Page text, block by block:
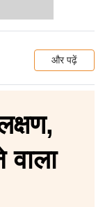
और पढ़ें